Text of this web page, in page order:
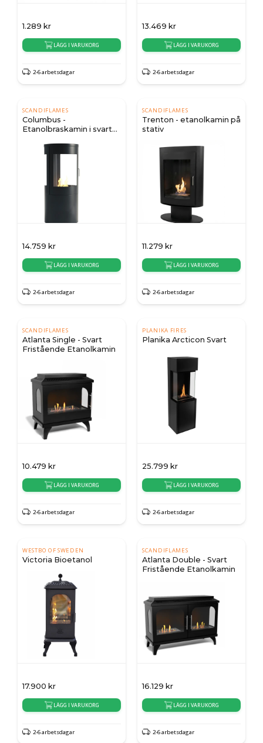
1.289 kr
LÄGG I VARUKORG
2-6 arbetsdagar
13.469 kr
LÄGG I VARUKORG
2-6 arbetsdagar
SCANDIFLAMES
Columbus -
Etanolbraskamin i svart
14.759 kr
LÄGG I VARUKORG
2-6 arbetsdagar
SCANDIFLAMES
Trenton - etanolkamin på
stativ
11.279 kr
LÄGG I VARUKORG
2-6 arbetsdagar
SCANDIFLAMES
Atlanta Single - Svart
Fristående Etanolkamin
10.479 kr
LÄGG I VARUKORG
2-6 arbetsdagar
PLANIKA FIRES
Planika Arcticon Svart
25.799 kr
LÄGG I VARUKORG
2-6 arbetsdagar
WESTBO OF SWEDEN
Victoria Bioetanol
17.900 kr
LÄGG I VARUKORG
2-6 arbetsdagar
SCANDIFLAMES
Atlanta Double - Svart
Fristående Etanolkamin
16.129 kr
LÄGG I VARUKORG
2-6 arbetsdagar